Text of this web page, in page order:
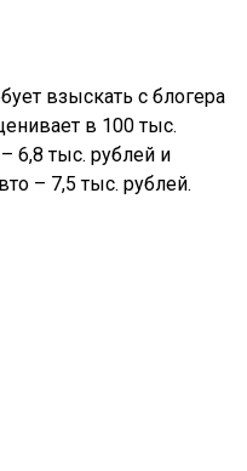
взыскать с блогера
в 100 тыс.
6,8 тыс. рублей и
– 7,5 тыс. рублей.